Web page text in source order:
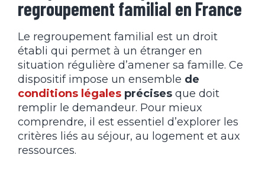
regroupement familial en France
Le regroupement familial est un droit
établi qui permet à un étranger en
situation régulière d’amener sa famille. Ce
dispositif impose un ensemble de
conditions légales précises que doit
remplir le demandeur. Pour mieux
comprendre, il est essentiel d’explorer les
critères liés au séjour, au logement et aux
ressources.